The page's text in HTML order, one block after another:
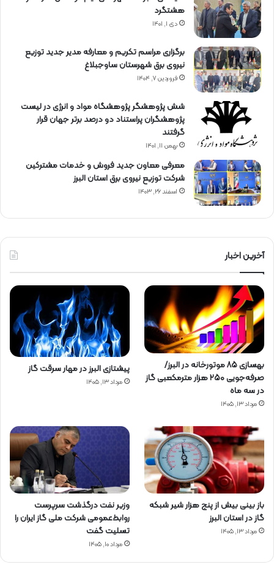
هشتگرد
دی ۱, ۱۴۰۱
برگزاری مراسم تكریم و معارفه مدیر جدید توزیع
نیروی برق شهرستان ساوجبلاغ
فروردین ۷, ۱۴۰۴
شش پژوهشگر پژوهشگاه مواد و انرژی در لیست
پژوهشگران پراستناد دو درصد برتر جهان قرار
گرفتند
بهمن ۱۱, ۱۴۰۱
معرفی معاون جدید فروش و خدمات مشتركین
شركت توزیع نیروی برق استان البرز
اسفند ۲۶, ۱۴۰۳
آخرین اخبار
بهسازی ۸۵ موتورخانه در البرز/
صرفه‌جویی ۲۵۰ هزار مترمکعبی گاز
در سه ماه
مرداد ۱۳, ۱۴۰۵
پیشتازی البرز در مهار سرقت گاز
مرداد ۱۳, ۱۴۰۵
باز بینی بیش از پنج هزار شیر شبکه
گاز در استان البرز
مرداد ۱۳, ۱۴۰۵
وزیر نفت درگذشت سرپرست
روابط‌عمومی شرکت ملی گاز ایران را
تسلیت گفت
مرداد ۱۰, ۱۴۰۵